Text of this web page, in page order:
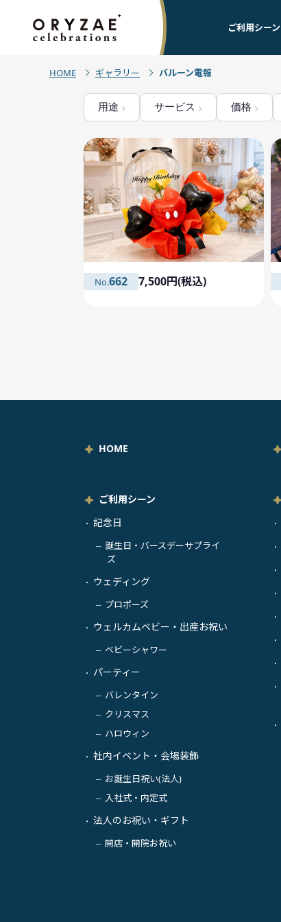
ご利用シーン
HOME ギャラリー バルーン電報
用途 サービス 価格
662 7,500円(税込)
HOME
ご利用シーン
・ 記念日
－ 誕生日・バースデーサプライ
ズ
・ ウェディング
－ プロポーズ
・ ウェルカムベビー・出産お祝い
－ ベビーシャワー
・ パーティー
－ バレンタイン
－ クリスマス
－ ハロウィン
・ 社内イベント・会場装飾
－ お誕生日祝い(法人)
－ 入社式・内定式
・ 法人のお祝い・ギフト
－ 開店・開院お祝い
・
・
・
・
・
・
・
・
・